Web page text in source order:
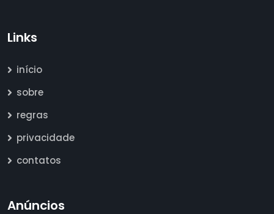
Links
início
sobre
regras
privacidade
contatos
Anúncios